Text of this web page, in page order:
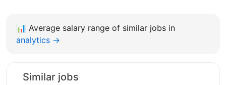
📊 Average salary range of similar jobs in
analytics →
Similar jobs